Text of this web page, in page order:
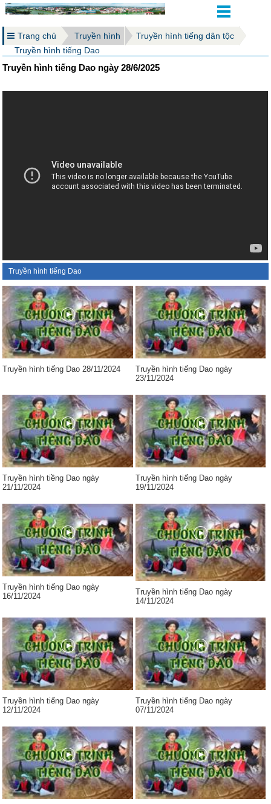
Trang chủ Truyền hình
Truyền hình tiếng dân tộc
Truyền hình tiếng Dao
Truyền hình tiếng Dao ngày 28/6/2025
Truyền hình tiếng Dao
Truyền hình tiếng Dao 28/11/2024
Truyền hình tiếng Dao ngày
23/11/2024
Truyền hình tiềng Dao ngày
21/11/2024
Truyền hình tiếng Dao ngày
19/11/2024
Truyền hình tiếng Dao ngày
16/11/2024
Truyền hình tiếng Dao ngày
14/11/2024
Truyền hình tiếng Dao ngày
12/11/2024
Truyền hình tiếng Dao ngày
07/11/2024